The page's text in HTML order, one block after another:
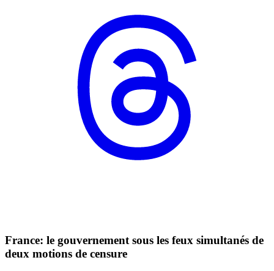
France: le gouvernement sous les feux simultanés de
deux motions de censure